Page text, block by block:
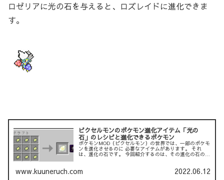
ロゼリアに光の石を与えると、ロズレイドに進化できま
す。
ピクセルモンのポケモン進化アイテム「光の
石」のレシピと進化できるポケモン
ポケモンMOD（ピクセルモン）の世界では、一部のポケモ
ンを進化させるのに 必要なアイテムがあります。 それ
は、進化の石です。 今回紹介するのは、その進化の石の１
www.kuuneruch.com 2022.06.12